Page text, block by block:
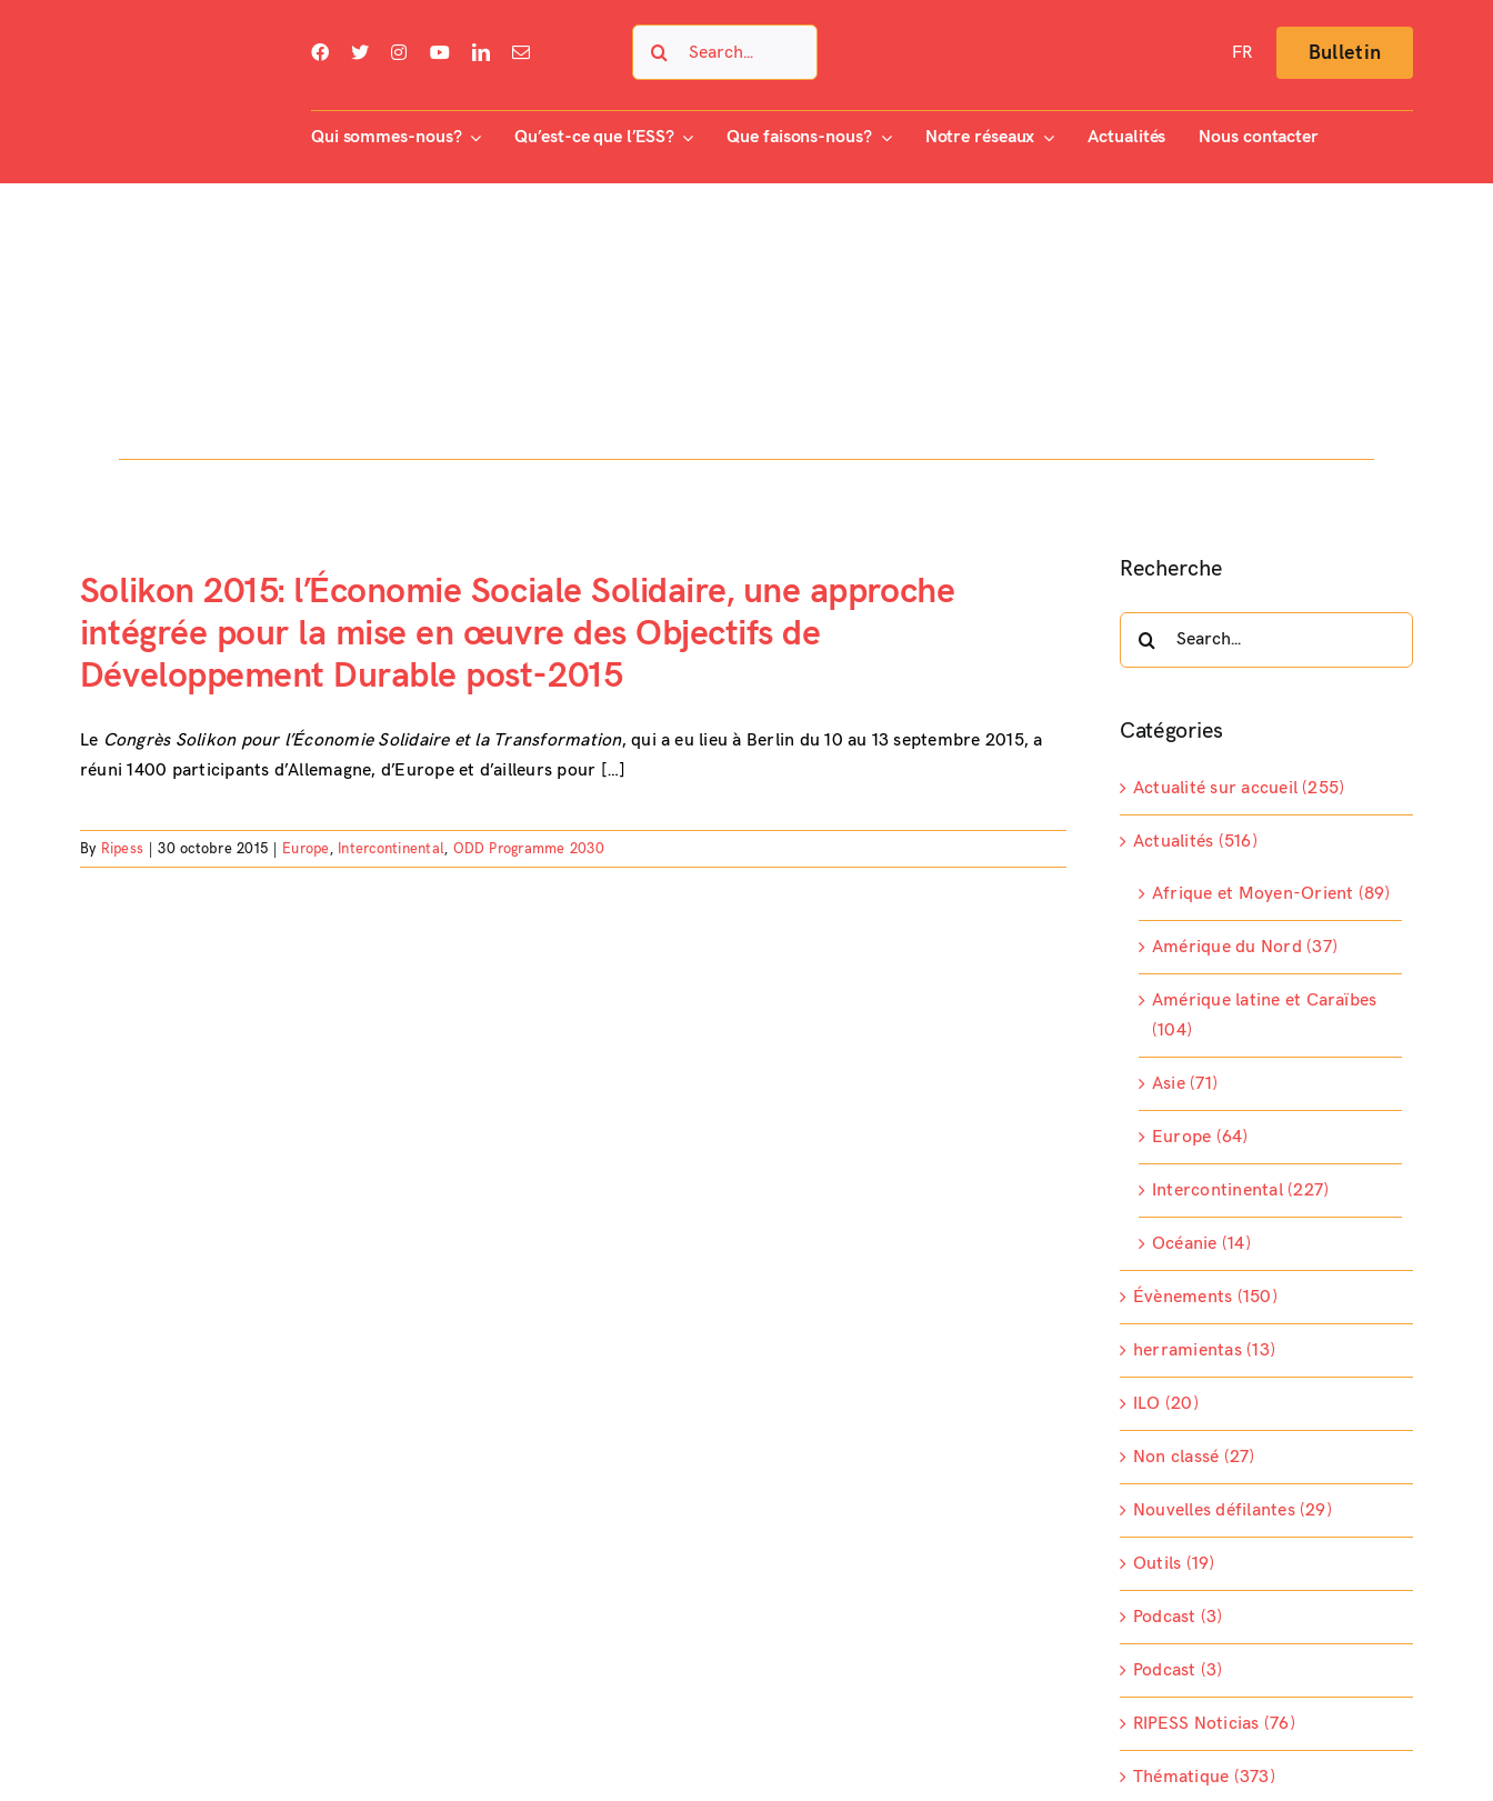
FR Bulletin
Qui sommes-nous? Qu’est-ce que l’ESS? Que faisons-nous? Notre réseaux Actualités Nous contacter
Solikon 2015: l’Économie Sociale Solidaire, une approche
intégrée pour la mise en œuvre des Objectifs de
Développement Durable post-2015
Le Congrès Solikon pour l’Économie Solidaire et la Transformation, qui a eu lieu à Berlin du 10 au 13 septembre 2015, a
réuni 1400 participants d’Allemagne, d’Europe et d’ailleurs pour […]
By Ripess | 30 octobre 2015 | Europe, Intercontinental, ODD Programme 2030
Recherche
Catégories
Actualité sur accueil (255)
Actualités (516)
Afrique et Moyen-Orient (89)
Amérique du Nord (37)
Amérique latine et Caraïbes
(104)
Asie (71)
Europe (64)
Intercontinental (227)
Océanie (14)
Évènements (150)
herramientas (13)
ILO (20)
Non classé (27)
Nouvelles défilantes (29)
Outils (19)
Podcast (3)
Podcast (3)
RIPESS Noticias (76)
Thématique (373)